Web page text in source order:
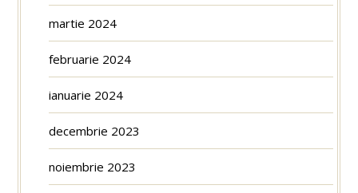
martie 2024
februarie 2024
ianuarie 2024
decembrie 2023
noiembrie 2023